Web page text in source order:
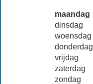
maandag
dinsdag
woensdag
donderdag
vrijdag
zaterdag
zondag